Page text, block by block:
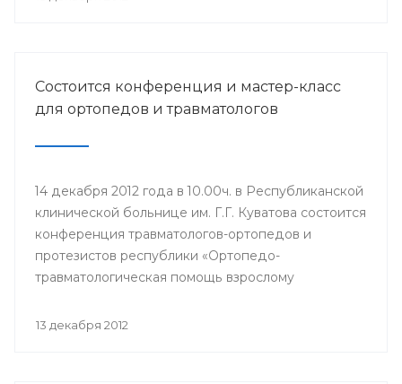
Состоится конференция и мастер-класс
для ортопедов и травматологов
14 декабря 2012 года в 10.00ч. в Республиканской
клинической больнице им. Г.Г. Куватова состоится
конференция травматологов-ортопедов и
протезистов республики «Ортопедо-
травматологическая помощь взрослому
Мероприятие организовано Минздравом РБ в
13 декабря 2012